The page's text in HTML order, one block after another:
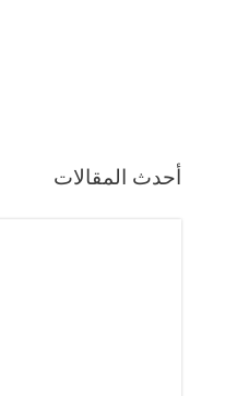
أحدث المقالات